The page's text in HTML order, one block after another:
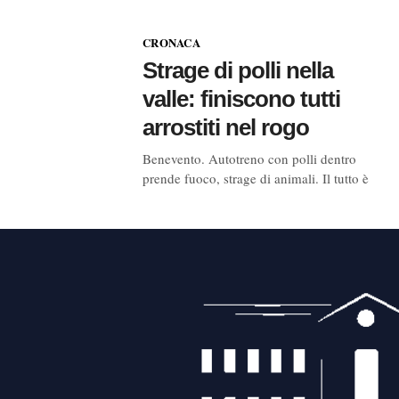
CRONACA
Strage di polli nella
valle: finiscono tutti
arrostiti nel rogo
Benevento. Autotreno con polli dentro
prende fuoco, strage di animali. Il tutto è